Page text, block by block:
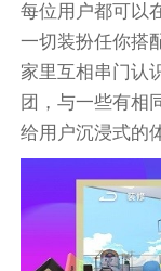
每位用户都可以
一切装扮任你搭
家里互相串门认
团，与一些有相
给用户沉浸式的